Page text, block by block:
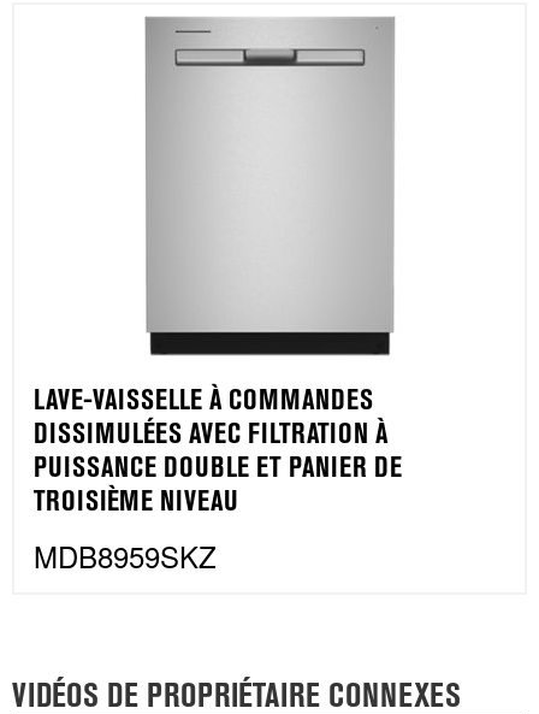
LAVE-VAISSELLE À COMMANDES
DISSIMULÉES AVEC FILTRATION À
PUISSANCE DOUBLE ET PANIER DE
TROISIÈME NIVEAU
MDB8959SKZ
VIDÉOS DE PROPRIÉTAIRE CONNEXES